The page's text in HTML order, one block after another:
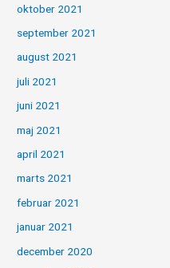
oktober 2021
september 2021
august 2021
juli 2021
juni 2021
maj 2021
april 2021
marts 2021
februar 2021
januar 2021
december 2020